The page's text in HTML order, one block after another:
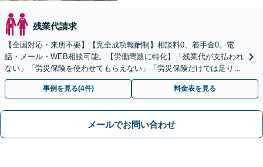
残業代請求
【全国対応・来所不要】【完全成功報酬制】相談料0、着手金0。電
話・メール・WEB相談可能。【労働問題に特化】「残業代が支払われ
ない」「労災保険を使わせてもらえない」「労災保険だけでは足りな
い。損害賠償請求したい」など労働問題はお任せを。
事例を見る(4件) 料金表を見る
メールでお問い合わせ